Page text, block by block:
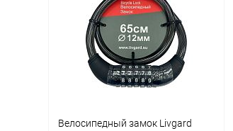
Купить в 1 клик Сравнение
В избранное В наличии
Велосипедный замок Livgard